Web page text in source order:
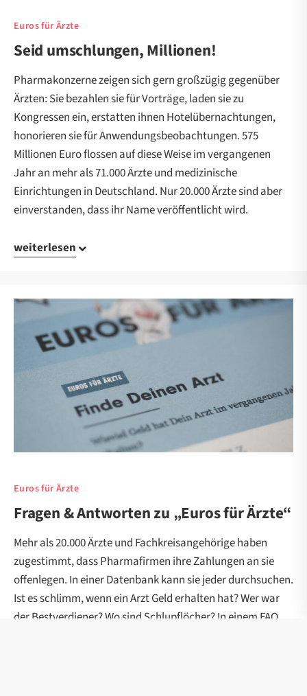
Euros für Ärzte
Seid umschlungen, Millionen!
Pharmakonzerne zeigen sich gern großzügig gegenüber
Ärzten: Sie bezahlen sie für Vorträge, laden sie zu
Kongressen ein, erstatten ihnen Hotelübernachtungen,
honorieren sie für Anwendungsbeobachtungen. 575
Millionen Euro flossen auf diese Weise im vergangenen
Jahr an mehr als 71.000 Ärzte und medizinische
Einrichtungen in Deutschland. Nur 20.000 Ärzte sind aber
einverstanden, dass ihr Name veröffentlicht wird.
weiterlesen
Euros für Ärzte
Fragen & Antworten zu „Euros für Ärzte“
Mehr als 20.000 Ärzte und Fachkreisangehörige haben
zugestimmt, dass Pharmafirmen ihre Zahlungen an sie
offenlegen. In einer Datenbank kann sie jeder durchsuchen.
Ist es schlimm, wenn ein Arzt Geld erhalten hat? Wer war
der Bestverdiener? Wo sind Schlupflöcher? In einem FAQ